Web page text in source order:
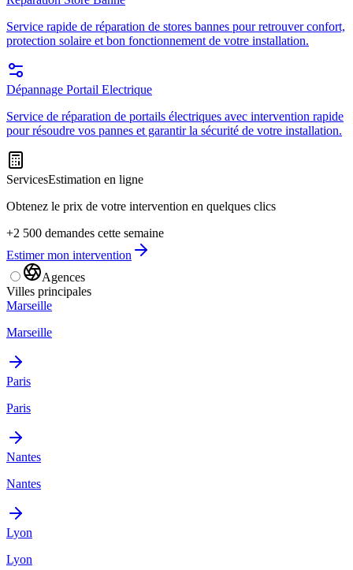
Service rapide de réparation de stores bannes pour retrouver confort,
protection solaire et bon fonctionnement de votre installation.
Dépannage Portail Electrique
Service de réparation de portails électriques avec intervention rapide
pour résoudre vos pannes et garantir la sécurité de votre installation.
ServicesEstimation en ligne
Obtenez le prix de votre intervention en quelques clics
+2 500 demandes cette semaine
Estimer mon intervention
Agences
Villes principales
Marseille
Marseille
Paris
Paris
Nantes
Nantes
Lyon
Lyon